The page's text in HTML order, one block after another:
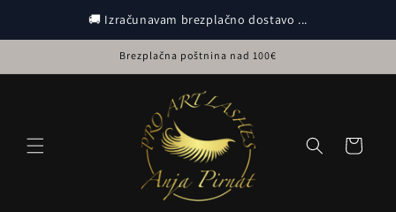
🚚 Izračunavam brezplačno dostavo ...
Brezplačna poštnina nad 100€
Košarica